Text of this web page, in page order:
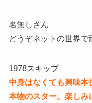
名無しさん
どうぞネットの世界で
1978スキップ
中身はなくても興味本
本物のスター。楽しみ